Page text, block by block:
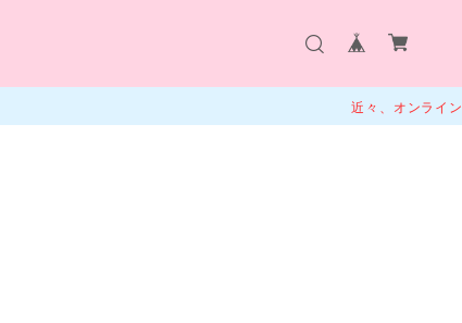
近々、オンラインショップ